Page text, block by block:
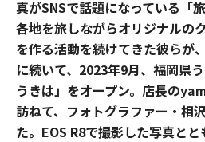
真がSNSで話題になっている「
各地を旅しながらオリジナルの
を作る活動を続けてきた彼らが
に続いて、2023年9月、福岡県
うきは」をオープン。店長の
訪ねて、フォトグラファー・相
た。EOS R8で撮影した写真とと